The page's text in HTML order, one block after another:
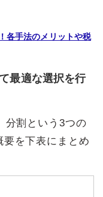
各手法のメリットや税
最適な選択を行
分割という3つの
を下表にまとめ